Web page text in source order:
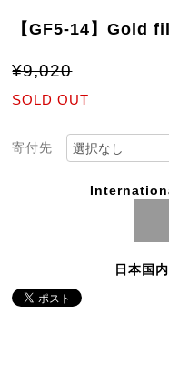
【GF5-14】Gold
¥9,020
SOLD OUT
寄付先
日本国